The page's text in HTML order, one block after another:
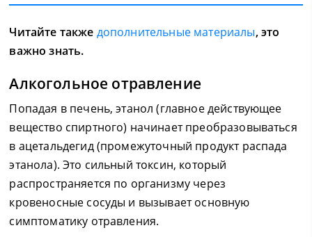
Читайте также дополнительные материалы, это
важно знать.
Алкогольное отравление
Попадая в печень, этанол (главное действующее
вещество спиртного) начинает преобразовываться
в ацетальдегид (промежуточный продукт распада
этанола). Это сильный токсин, который
распространяется по организму через
кровеносные сосуды и вызывает основную
симптоматику отравления.